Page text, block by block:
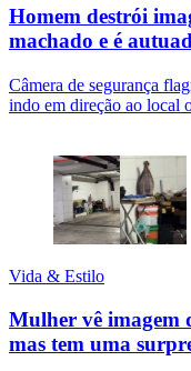
Homem destrói
machado e é
Câmera de segurança
indo em direção ao local
Vida & Estilo
Mulher vê imagem
mas tem uma